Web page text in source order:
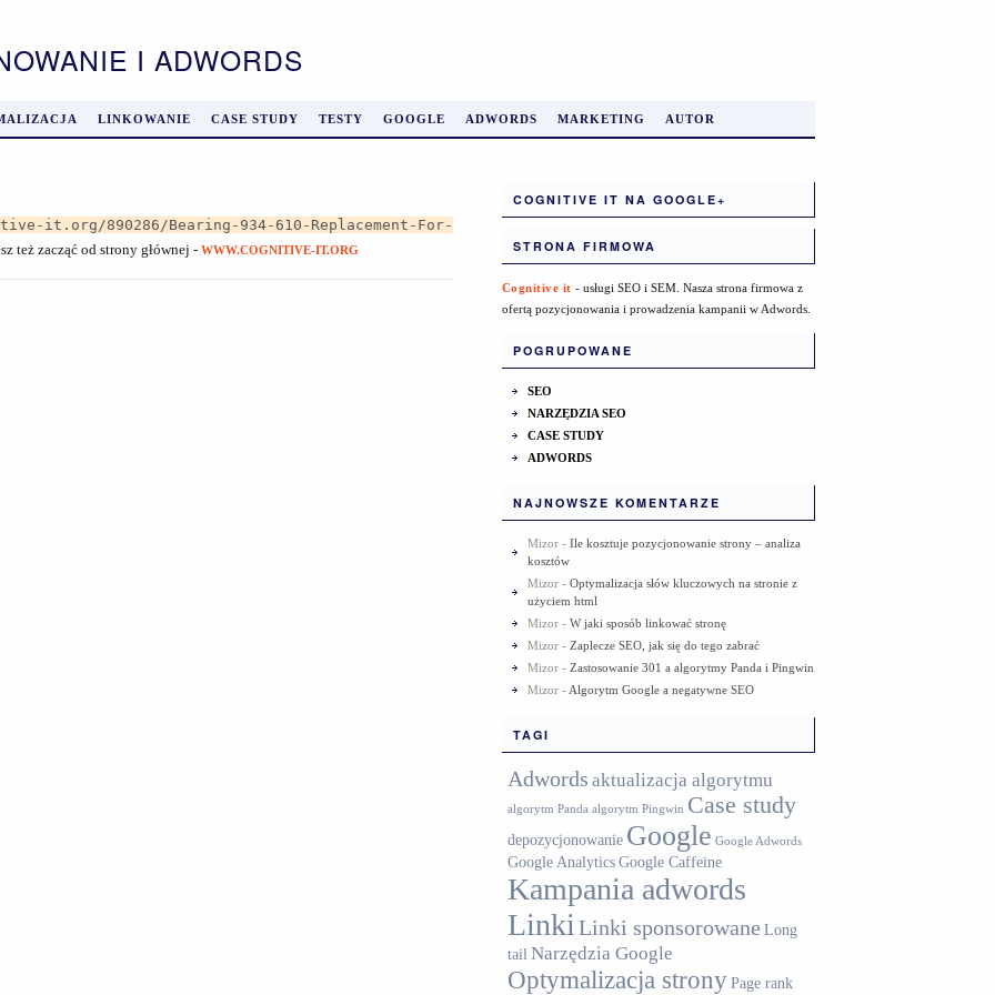
I ADWORDS
LINKOWANIE CASE STUDY TESTY GOOGLE ADWORDS MARKETING AUTOR
it.org/890286/Bearing-934-610-Replacement-For-
też zacząć od strony głównej - WWW.COGNITIVE-IT.ORG
COGNITIVE IT NA GOOGLE+
STRONA FIRMOWA
Cognitive it - usługi SEO i SEM. Nasza strona firmowa z
ofertą pozycjonowania i prowadzenia kampanii w Adwords.
POGRUPOWANE
SEO
NARZĘDZIA SEO
CASE STUDY
ADWORDS
NAJNOWSZE KOMENTARZE
Mizor- Ile kosztuje pozycjonowanie strony – analiza
kosztów
Mizor- Optymalizacja słów kluczowych na stronie z
użyciem html
Mizor- W jaki sposób linkować stronę
Mizor- Zaplecze SEO, jak się do tego zabrać
Mizor- Zastosowanie 301 a algorytmy Panda i Pingwin
Mizor- Algorytm Google a negatywne SEO
TAGI
Adwords aktualizacja algorytmu
algorytm Panda algorytm Pingwin Case study
depozycjonowanie Google Google Adwords
Google AnalyticsGoogle Caffeine
Kampania adwords
Linki Linki sponsorowane Long
tail Narzędzia Google
Optymalizacja stronyPage rank